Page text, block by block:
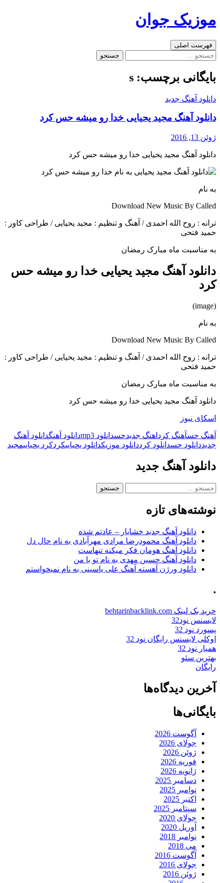
به
موزیک جوان
جست‌وجو
فهرست اصلی
جستجو
بایگانی برچسب: s
دانلود آهنگ جدید
دانلود آهنگ مجید یحیایی خدا رو میشه حس کرد
ژوئن 13, 2016
دانلود آهنگ مجید یحیایی خدا رو میشه حس کرد
به نام
Download New Music By Called
ترانه : روح الله احمدی / آهنگ و تنظیم : مجید یحیایی / طراحی کاور :
حمید فتحی
به مناسبت ماه مبارک رمضان
دانلود آهنگ مجید یحیایی خدا رو میشه حس
کرد
(image)
به نام
Download New Music By Called
ترانه : روح الله احمدی / آهنگ و تنظیم : مجید یحیایی / طراحی کاور :
حمید فتحی
به مناسبت ماه مبارک رمضان
دانلود آهنگ مجید یحیایی خدا رو میشه حس کرد
اسکای نیوز
آهنگ حسآهنگ کرد اهنگ جدیدحسدانلود mp3 دانلود آهنگدانلود آهنگ
جدیددانلود حسدانلود کرددانلود موزیکدانلود یحیاییکردکرد یحیاییمجید
دانلود آهنگ جدید
جستجو
نوشته‌های تازه
دانلود آهنگ جدید خشایار – عادتم شده
دانلود آهنگ محمودرضا مرادی مهرآبادی به نام حال دل
دانلود آهنگ هومان فکر میکنه تنهاست
دانلود آهنگ حسین مهدی به نام تو با من
دانلود ورژن آهسته آهنگ علی یاسینی به نام نمیخواستم
.
خرید بک لینک behtarinbacklink.com
لایسنس نود32
پسورد نود 32
اوکلی لایسنس رایگان نود 32
همیار نود 32
بهترین سئو
رایگان
آخرین دیدگاه‌ها
بایگانی‌ها
آگوست 2026
جولای 2026
ژوئن 2026
فوریه 2026
ژانویه 2026
دسامبر 2025
نوامبر 2025
اکتبر 2025
سپتامبر 2025
جولای 2020
آوریل 2020
نوامبر 2018
می 2018
آگوست 2016
جولای 2016
ژوئن 2016